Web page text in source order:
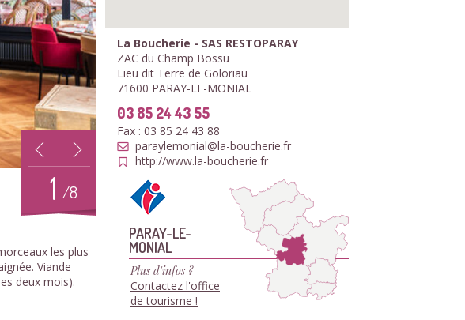
1 /8
les plus
Viande
deux mois).
La Boucherie - SAS RESTOPARAY
ZAC du Champ Bossu
Lieu dit Terre de Goloriau
71600 PARAY-LE-MONIAL
03 85 24 43 55
Fax : 03 85 24 43 88
paraylemonial@la-boucherie.fr
http://www.la-boucherie.fr
PARAY-LE-
MONIAL
Plus d'infos ?
Contactez l'office
de tourisme !